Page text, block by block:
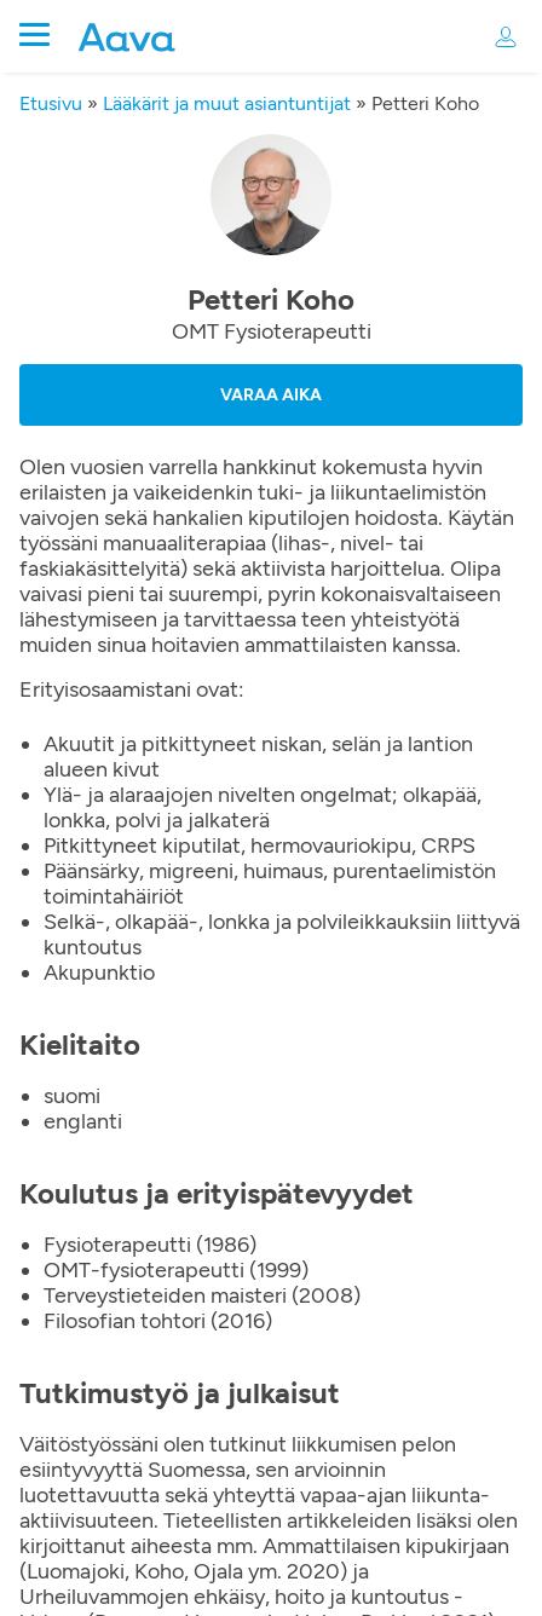
Etusivu » Lääkärit ja muut asiantuntijat » Petteri Koho
Petteri Koho
OMT Fysioterapeutti
VARAA AIKA
Olen vuosien varrella hankkinut kokemusta hyvin
erilaisten ja vaikeidenkin tuki- ja liikuntaelimistön
vaivojen sekä hankalien kiputilojen hoidosta. Käytän
työssäni manuaaliterapiaa (lihas-, nivel- tai
faskiakäsittelyitä) sekä aktiivista harjoittelua. Olipa
vaivasi pieni tai suurempi, pyrin kokonaisvaltaiseen
lähestymiseen ja tarvittaessa teen yhteistyötä
muiden sinua hoitavien ammattilaisten kanssa.
Erityisosaamistani ovat:
Akuutit ja pitkittyneet niskan, selän ja lantion
alueen kivut
Ylä- ja alaraajojen nivelten ongelmat; olkapää,
lonkka, polvi ja jalkaterä
Pitkittyneet kiputilat, hermovauriokipu, CRPS
Päänsärky, migreeni, huimaus, purentaelimistön
toimintahäiriöt
Selkä-, olkapää-, lonkka ja polvileikkauksiin liittyvä
kuntoutus
Akupunktio
Kielitaito
suomi
englanti
Koulutus ja erityispätevyydet
Fysioterapeutti (1986)
OMT-fysioterapeutti (1999)
Terveystieteiden maisteri (2008)
Filosofian tohtori (2016)
Tutkimustyö ja julkaisut
Väitöstyössäni olen tutkinut liikkumisen pelon
esiintyvyyttä Suomessa, sen arvioinnin
luotettavuutta sekä yhteyttä vapaa-ajan liikunta-
aktiivisuuteen. Tieteellisten artikkeleiden lisäksi olen
kirjoittanut aiheesta mm. Ammattilaisen kipukirjaan
(Luomajoki, Koho, Ojala ym. 2020) ja
Urheiluvammojen ehkäisy, hoito ja kuntoutus -